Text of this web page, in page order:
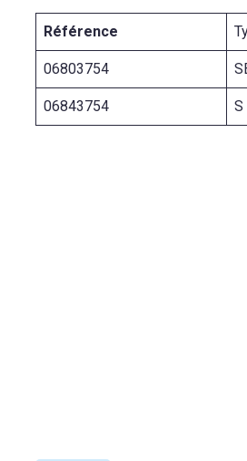
Référence
06803754
06843754 S